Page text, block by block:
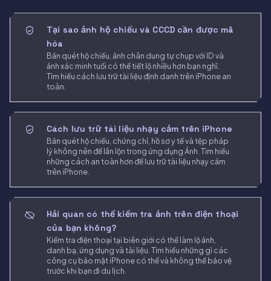
Tại sao ảnh hộ chiếu và CCCD cần được mã
hóa
Bản quét hộ chiếu, ảnh chân dung tự chụp với ID và
ảnh xác minh tuổi có thể tiết lộ nhiều hơn bạn nghĩ.
Tìm hiểu cách lưu trữ tài liệu định danh trên iPhone an
toàn.
Cách lưu trữ tài liệu nhạy cảm trên iPhone
Bản quét hộ chiếu, chứng chỉ, hồ sơ y tế và tệp pháp
lý không nên để lẫn lộn trong ứng dụng Ảnh. Tìm hiểu
những cách an toàn hơn để lưu trữ tài liệu nhạy cảm
trên iPhone.
Hải quan có thể kiểm tra ảnh trên điện thoại
của bạn không?
Kiểm tra điện thoại tại biên giới có thể làm lộ ảnh,
danh bạ, ứng dụng và tài liệu. Tìm hiểu những gì các
công cụ bảo mật iPhone có thể và không thể bảo vệ
trước khi bạn đi du lịch.